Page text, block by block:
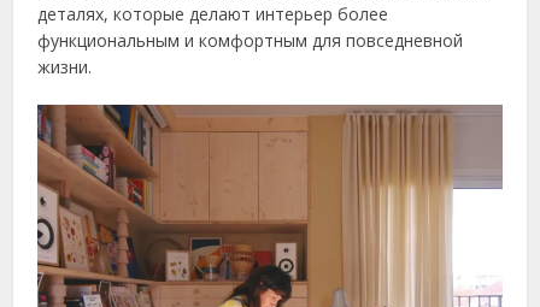
деталях, которые делают интерьер более
функциональным и комфортным для повседневной
жизни.